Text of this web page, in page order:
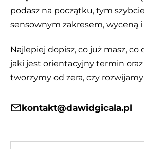
podasz na początku, tym
sensownym zakresem, wyceną
Najlepiej dopisz, co już masz, co
jaki jest orientacyjny termin
tworzymy od zera, czy
kontakt@dawidgicala.pl